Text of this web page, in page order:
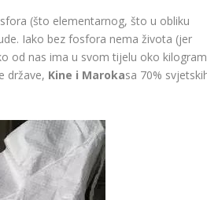
(što elementarnog, što u obliku
Iako bez fosfora nema života (jer
od nas ima u svom tijelu oko kilogram
države, Kine i Marokasa 70%